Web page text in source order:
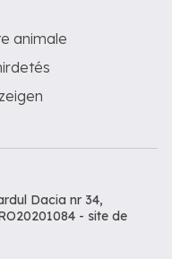
animale
Dacia nr 34,
- site de